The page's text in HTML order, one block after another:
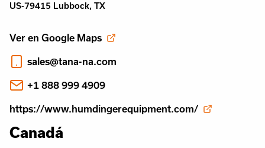
US-79415 Lubbock, TX
Ver en Google Maps
sales@tana-na.com
+1 888 999 4909
https://www.humdingerequipment.com/
Canadá